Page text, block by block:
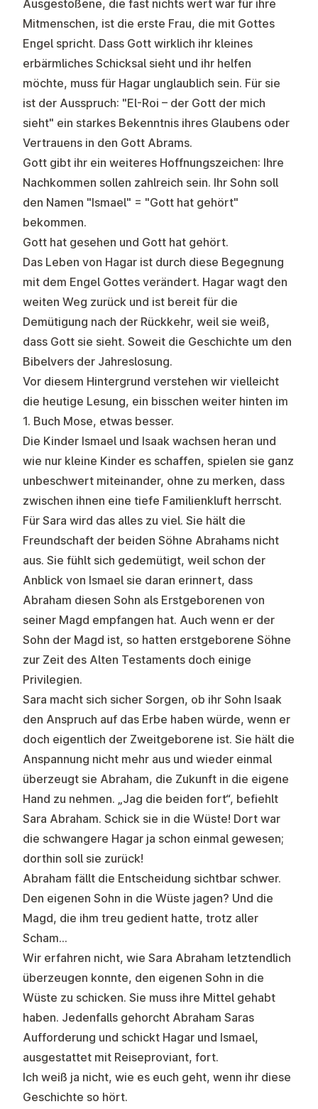
Ausgestoßene, die fast nichts wert war für ihre
Mitmenschen, ist die erste Frau, die mit Gottes
Engel spricht. Dass Gott wirklich ihr kleines
erbärmliches Schicksal sieht und ihr helfen
möchte, muss für Hagar unglaublich sein. Für sie
ist der Ausspruch: "El-Roi – der Gott der mich
sieht" ein starkes Bekenntnis ihres Glaubens oder
Vertrauens in den Gott Abrams.
Gott gibt ihr ein weiteres Hoffnungszeichen: Ihre
Nachkommen sollen zahlreich sein. Ihr Sohn soll
den Namen "Ismael" = "Gott hat gehört"
bekommen.
Gott hat gesehen und Gott hat gehört.
Das Leben von Hagar ist durch diese Begegnung
mit dem Engel Gottes verändert. Hagar wagt den
weiten Weg zurück und ist bereit für die
Demütigung nach der Rückkehr, weil sie weiß,
dass Gott sie sieht. Soweit die Geschichte um den
Bibelvers der Jahreslosung.
Vor diesem Hintergrund verstehen wir vielleicht
die heutige Lesung, ein bisschen weiter hinten im
1. Buch Mose, etwas besser.
Die Kinder Ismael und Isaak wachsen heran und
wie nur kleine Kinder es schaffen, spielen sie ganz
unbeschwert miteinander, ohne zu merken, dass
zwischen ihnen eine tiefe Familienkluft herrscht.
Für Sara wird das alles zu viel. Sie hält die
Freundschaft der beiden Söhne Abrahams nicht
aus. Sie fühlt sich gedemütigt, weil schon der
Anblick von Ismael sie daran erinnert, dass
Abraham diesen Sohn als Erstgeborenen von
seiner Magd empfangen hat. Auch wenn er der
Sohn der Magd ist, so hatten erstgeborene Söhne
zur Zeit des Alten Testaments doch einige
Privilegien.
Sara macht sich sicher Sorgen, ob ihr Sohn Isaak
den Anspruch auf das Erbe haben würde, wenn er
doch eigentlich der Zweitgeborene ist. Sie hält die
Anspannung nicht mehr aus und wieder einmal
überzeugt sie Abraham, die Zukunft in die eigene
Hand zu nehmen. „Jag die beiden fort“, befiehlt
Sara Abraham. Schick sie in die Wüste! Dort war
die schwangere Hagar ja schon einmal gewesen;
dorthin soll sie zurück!
Abraham fällt die Entscheidung sichtbar schwer.
Den eigenen Sohn in die Wüste jagen? Und die
Magd, die ihm treu gedient hatte, trotz aller
Scham…
Wir erfahren nicht, wie Sara Abraham letztendlich
überzeugen konnte, den eigenen Sohn in die
Wüste zu schicken. Sie muss ihre Mittel gehabt
haben. Jedenfalls gehorcht Abraham Saras
Aufforderung und schickt Hagar und Ismael,
ausgestattet mit Reiseproviant, fort.
Ich weiß ja nicht, wie es euch geht, wenn ihr diese
Geschichte so hört.